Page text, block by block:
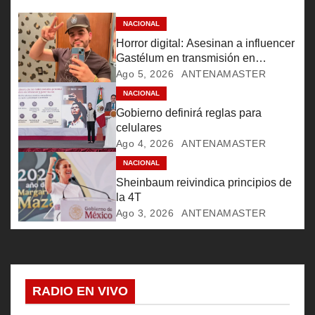
ó
n
d
e
e
n
t
r
a
NACIONAL
Horror digital: Asesinan a influencer
Gastélum en transmisión en
Culiacán
Ago 5, 2026 ANTENAMASTER
NACIONAL
Gobierno definirá reglas para
celulares
Ago 4, 2026 ANTENAMASTER
NACIONAL
Sheinbaum reivindica principios de
la 4T
Ago 3, 2026 ANTENAMASTER
RADIO EN VIVO